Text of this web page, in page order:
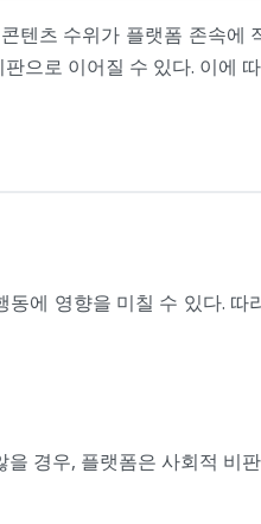
츠 수위가 플랫폼 존속
으로 이어질 수 있다. 이에
에 영향을 미칠 수 있다. 따
경우, 플랫폼은 사회적 비